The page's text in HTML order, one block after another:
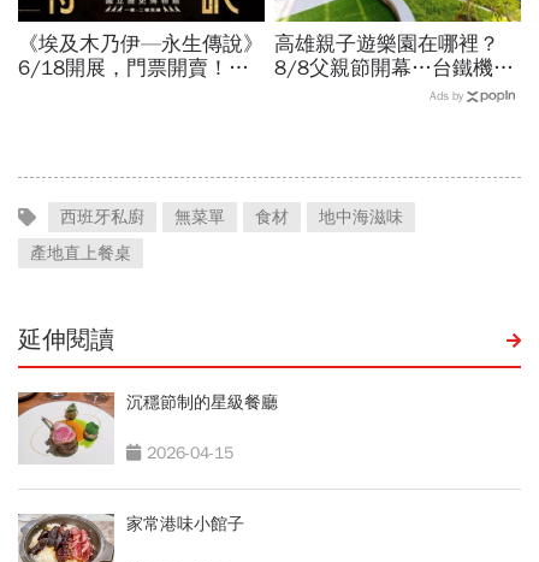
《埃及木乃伊—永生傳說》
6/18開展，門票開賣！木
高雄親子遊樂園在哪裡？
8/8父親節開幕…台鐵機廠
變身遊樂園，30項設施要
Ads by
西班牙私廚 無菜單 食材
地中海滋味
產地直上餐桌
延伸閱讀
沉穩節制的星級餐廳
2026-04-15
家常港味小館子